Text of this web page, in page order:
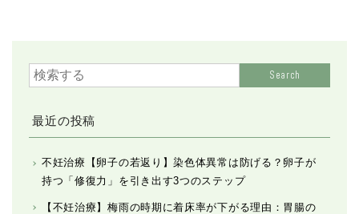
Search
最近の投稿
不妊治療【卵子の若返り】染色体異常は防げる？卵子が
持つ「修復力」を引き出す3つのステップ
【不妊治療】梅雨の時期に着床率が下がる理由：胃腸の